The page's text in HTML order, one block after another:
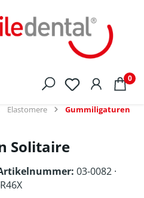
0
Elastomere Gummiligaturen
Solitaire
03-0082 ·